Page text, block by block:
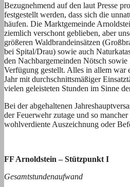
Bezugnehmend auf den laut Presse
festgestellt werden, dass sich die
häufen. Die Marktgemeinde
ziemlich verschont geblieben, aber
größeren Waldbrandeinsätzen
bei Spital/Drau) sowie auch
den Nachbargemeinden Nötsch
Verfügung gestellt. Alles in allem war
Jahr mit durchschnittsmäßiger
vielen geleisteten Stunden im Sinne
Bei der abgehaltenen
der Feuerwehr zutage und so
wohlverdiente Auszeichnung oder
FF Arnoldstein – Stützpunkt I
Gesamtstundenaufwand